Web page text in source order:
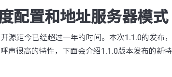
配置和地址服务器模式
源距今已经超过一年的时间。本次1.1.0的发布，
声很高的特性，下面会介绍1.1.0版本发布的新特